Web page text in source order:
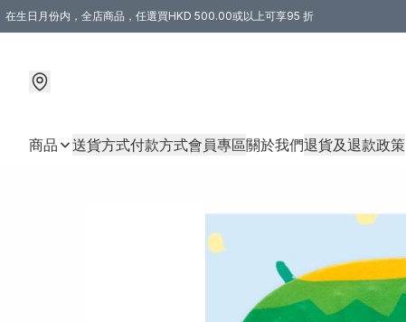
在生日月份内，全店商品，任選買HKD 500.00或以上可享95 折
商品 送貨方式付款方式會員專區關於我們退貨及退款政策